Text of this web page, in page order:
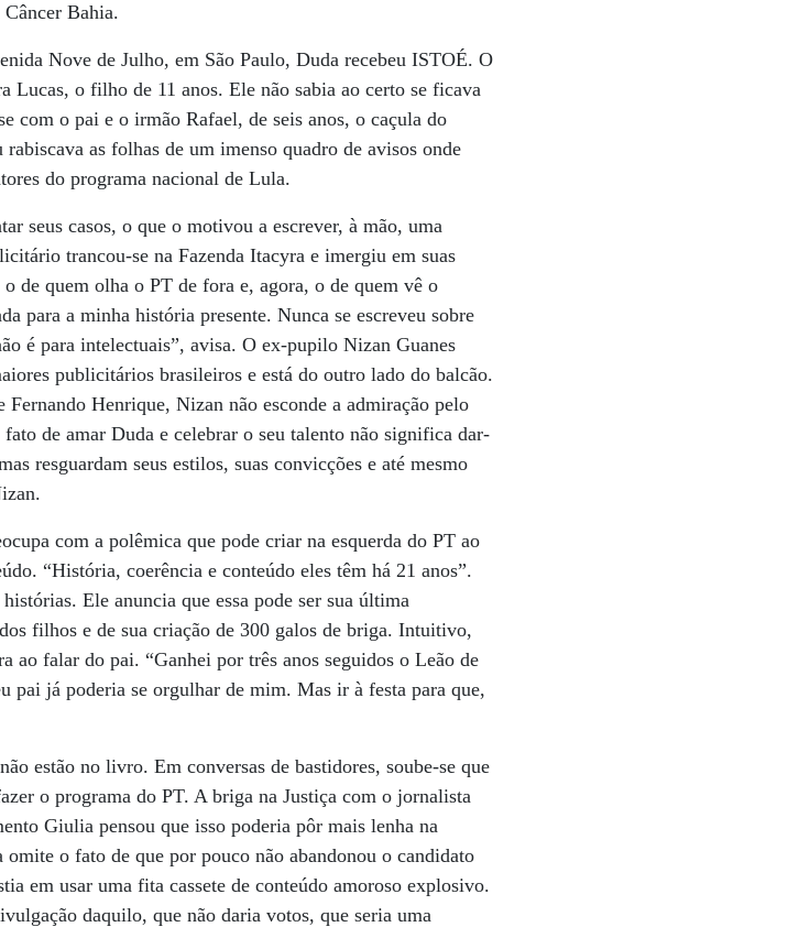
Bahia.
Nove de Julho, em São Paulo, Duda recebeu ISTOÉ. O
Lucas, o filho de 11 anos. Ele não sabia ao certo se ficava
com o pai e o irmão Rafael, de seis anos, o caçula do
as folhas de um imenso quadro de avisos onde
do programa nacional de Lula.
seus casos, o que o motivou a escrever, à mão, uma
trancou-se na Fazenda Itacyra e imergiu em suas
de quem olha o PT de fora e, agora, o de quem vê o
para a minha história presente. Nunca se escreveu sobre
é para intelectuais”, avisa. O ex-pupilo Nizan Guanes
publicitários brasileiros e está do outro lado do balcão.
Fernando Henrique, Nizan não esconde a admiração pelo
de amar Duda e celebrar o seu talento não significa dar-
resguardam seus estilos, suas convicções e até mesmo
com a polêmica que pode criar na esquerda do PT ao
“História, coerência e conteúdo eles têm há 21 anos”.
Ele anuncia que essa pode ser sua última
filhos e de sua criação de 300 galos de briga. Intuitivo,
ao falar do pai. “Ganhei por três anos seguidos o Leão de
pai já poderia se orgulhar de mim. Mas ir à festa para que,
estão no livro. Em conversas de bastidores, soube-se que
o programa do PT. A briga na Justiça com o jornalista
Giulia pensou que isso poderia pôr mais lenha na
o fato de que por pouco não abandonou o candidato
em usar uma fita cassete de conteúdo amoroso explosivo.
daquilo, que não daria votos, que seria uma